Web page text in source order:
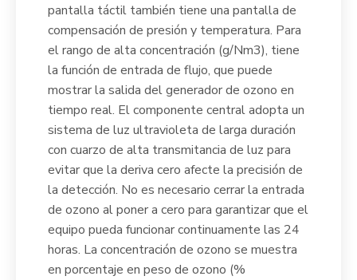
pantalla táctil también tiene una pantalla de
compensación de presión y temperatura. Para
el rango de alta concentración (g/Nm3), tiene
la función de entrada de flujo, que puede
mostrar la salida del generador de ozono en
tiempo real. El componente central adopta un
sistema de luz ultravioleta de larga duración
con cuarzo de alta transmitancia de luz para
evitar que la deriva cero afecte la precisión de
la detección. No es necesario cerrar la entrada
de ozono al poner a cero para garantizar que el
equipo pueda funcionar continuamente las 24
horas. La concentración de ozono se muestra
en porcentaje en peso de ozono (%